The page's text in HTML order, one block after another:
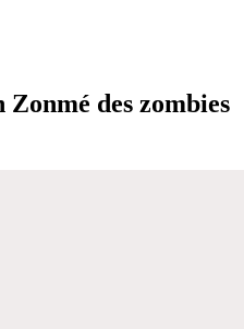
Zonmé des zombies